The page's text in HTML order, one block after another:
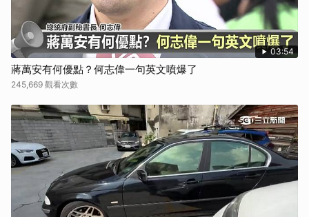
03:54
蔣萬安有何優點？何志偉一句英文噴爆了
245,669 觀看次數